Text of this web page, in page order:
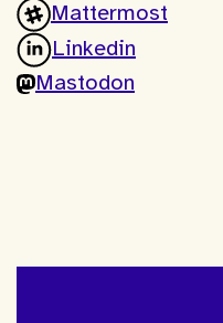
Mattermost
Linkedin
Mastodon